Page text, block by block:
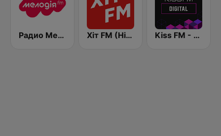
Радио Мелодия (Radio Melodia) Хіт FM (Hit FM) - Best Kiss FM - Digital (Кисc ФМ)